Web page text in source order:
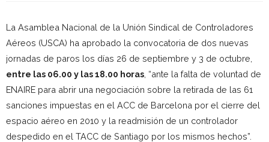
La Asamblea Nacional de la Unión Sindical de Controladores
Aéreos (USCA) ha aprobado la convocatoria de dos nuevas
jornadas de paros los días 26 de septiembre y 3 de octubre,
entre las 06.00 y las 18.00 horas , “ante la falta de voluntad de
ENAIRE para abrir una negociación sobre la retirada de las 61
sanciones impuestas en el ACC de Barcelona por el cierre del
espacio aéreo en 2010 y la readmisión de un controlador
despedido en el TACC de Santiago por los mismos hechos”.